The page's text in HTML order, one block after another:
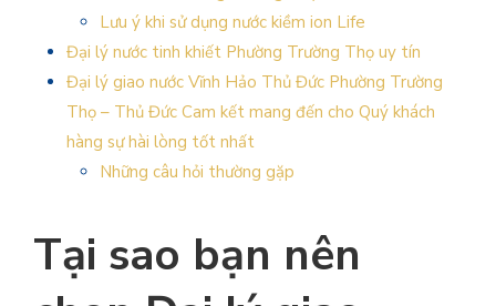
Lưu ý khi sử dụng nước kiềm ion Life
Đại lý nước tinh khiết Phường Trường Thọ uy tín
Đại lý giao nước Vĩnh Hảo Thủ Đức Phường Trường
Thọ – Thủ Đức Cam kết mang đến cho Quý khách
hàng sự hài lòng tốt nhất
Những câu hỏi thường gặp
Tại sao bạn nên